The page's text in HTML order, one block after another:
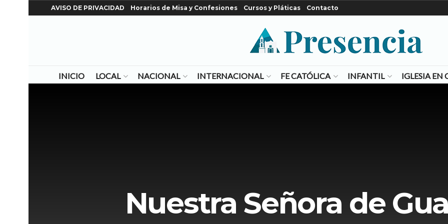
AVISO DE PRIVACIDAD Horarios de Misa y Confesiones Cursos y Pláticas Contacto
INICIO LOCAL NACIONAL INTERNACIONAL FE CATÓLICA INFANTIL IGLESIA
Nuestra Señora de